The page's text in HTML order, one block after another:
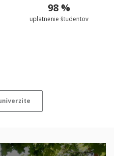
98 %
uplatnenie študentov